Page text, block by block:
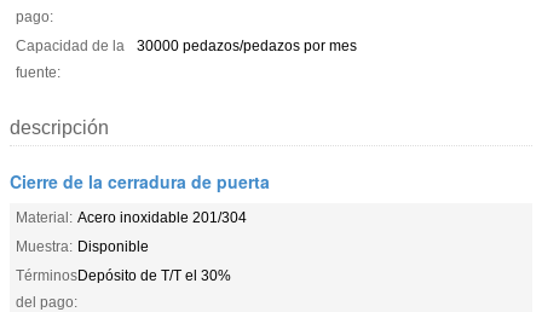
pago:
Capacidad de la
fuente:
30000 pedazos/pedazos por mes
descripción
Cierre de la cerradura de puerta
Material: Acero inoxidable 201/304
Muestra: Disponible
Términos
del pago:
Depósito de T/T el 30%